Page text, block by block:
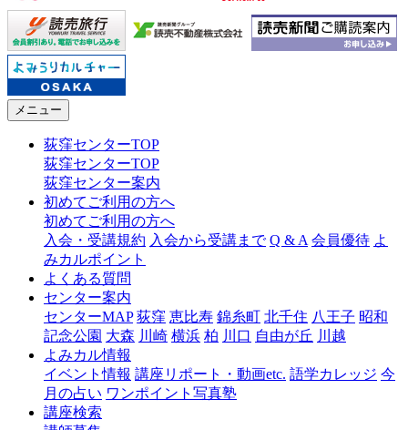
メニュー
荻窪センターTOP
荻窪センターTOP
荻窪センター案内
初めてご利用の方へ
初めてご利用の方へ
入会・受講規約 入会から受講まで Q & A 会員優待 よ
みカルポイント
よくある質問
センター案内
センターMAP 荻窪 恵比寿 錦糸町 北千住 八王子 昭和
記念公園 大森 川崎 横浜 柏 川口 自由が丘 川越
よみカル情報
イベント情報 講座リポート・動画etc. 語学カレッジ 今
月の占い ワンポイント写真塾
講座検索